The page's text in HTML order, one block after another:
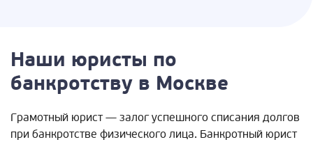
Наши юристы по
банкротству в Москве
Грамотный юрист — залог успешного списания долгов
при банкротстве физического лица. Банкротный юрист